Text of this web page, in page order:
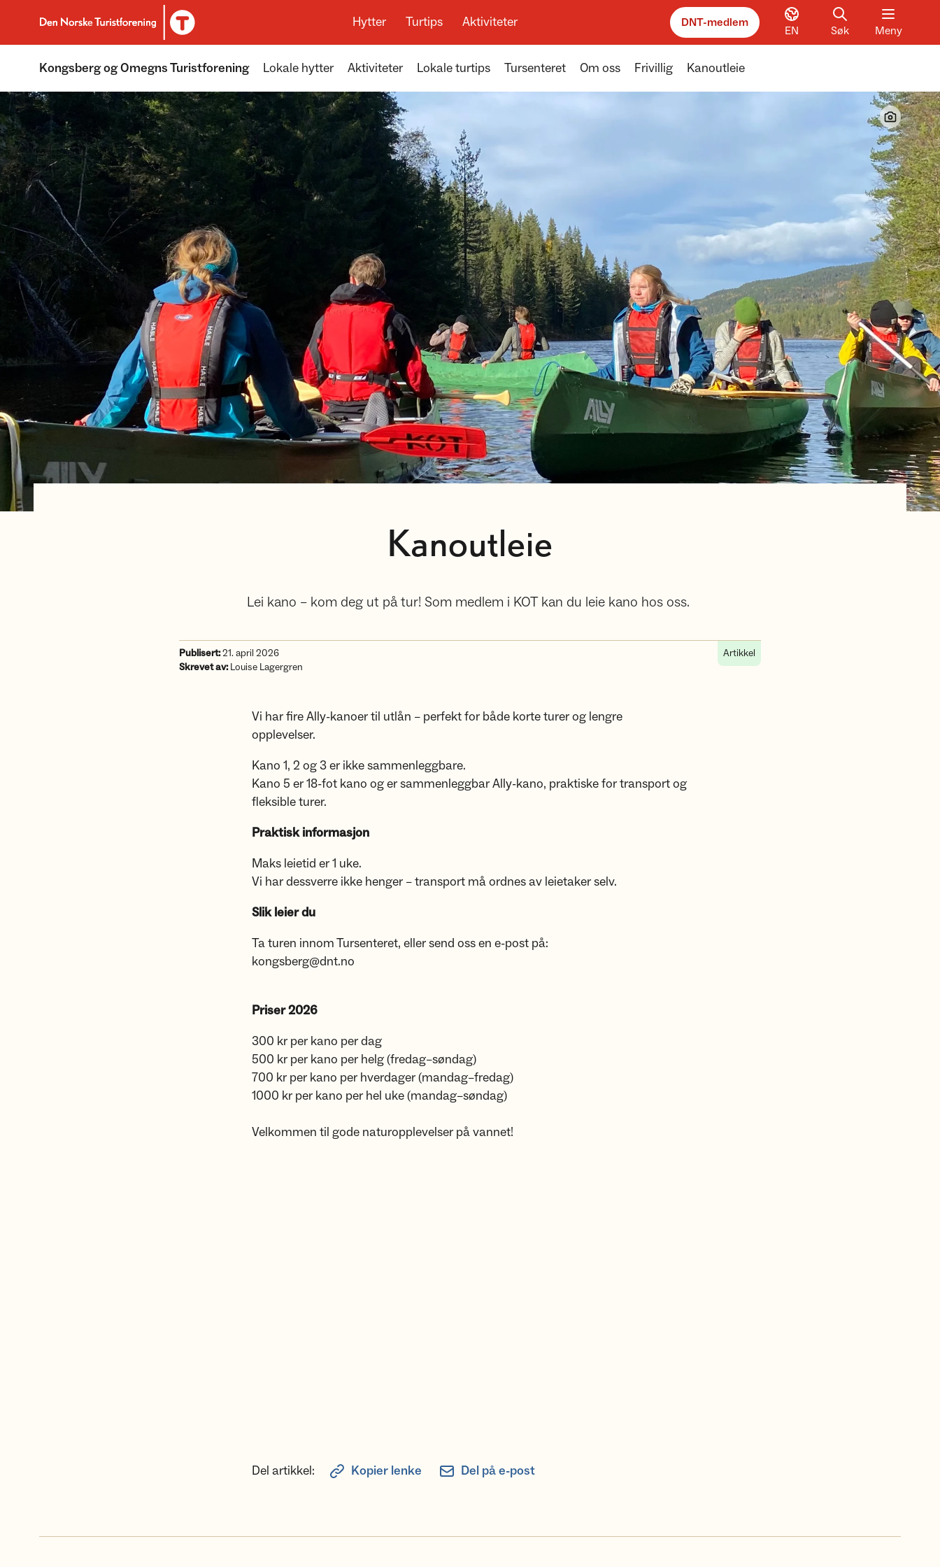
Til DNT.no forside
Hytter Turtips Aktiviteter DNT-medlem
EN Søk Meny
Kongsberg og Omegns Turistforening Lokale hytter Aktiviteter Lokale turtips Tursenteret Om oss Frivillig Kanoutleie
Kanoutleie
Lei kano – kom deg ut på tur! Som medlem i KOT kan du leie kano hos oss.
Publisert:21. april 2026
Skrevet av:Louise Lagergren
Artikkel
Vi har fire Ally-kanoer til utlån – perfekt for både korte turer og lengre
opplevelser.
Kano 1, 2 og 3 er ikke sammenleggbare.
Kano 5 er 18-fot kano og er sammenleggbar Ally-kano, praktiske for transport og
fleksible turer.
Praktisk informasjon
Maks leietid er 1 uke.
Vi har dessverre ikke henger – transport må ordnes av leietaker selv.
Slik leier du
Ta turen innom Tursenteret, eller send oss en e-post på:
kongsberg@dnt.no
Priser 2026
300 kr per kano per dag
500 kr per kano per helg (fredag–søndag)
700 kr per kano per hverdager (mandag–fredag)
1000 kr per kano per hel uke (mandag–søndag)
Velkommen til gode naturopplevelser på vannet!
Del artikkel: Kopier lenke Del på e-post